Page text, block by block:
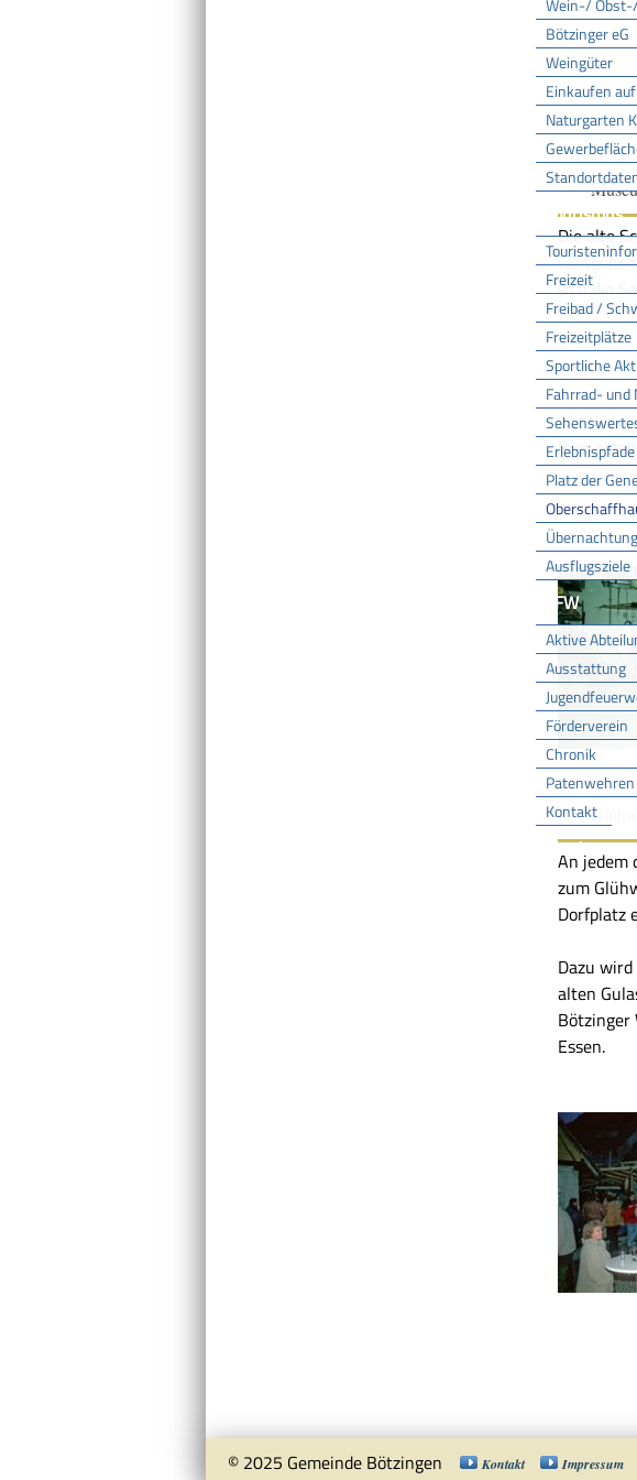
Wein-/
Bötzinger eG
Weingüter
Einkaufen
Naturgarten
Tourismus
Freizeit
Freibad /
Freizeitplätze
Sportliche
Fahrrad-
Erlebnispfade
Platz der
Ausflugsziele
FFW
Aktive
Ausstattung
Förderverein
Chronik
Patenwehren
Kontakt
Vereine
Der
Die alte
sich die
Alltags.
Auf dem
wie
Das
An jedem
zum
Dorfplatz
Dazu
alten
Bötzinger
Essen.
© 2025 Gemeinde Bötzingen Kontakt Impressum